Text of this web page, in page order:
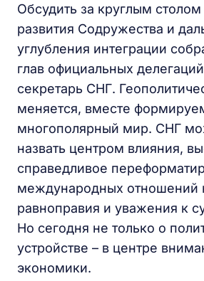
Обсудить за круглым
развития Содружества и
углубления интеграции
глав официальных
секретарь СНГ.
меняется, вместе
многополярный мир. СНГ
назвать центром влияния,
справедливое
международных отношений
равноправия и уважения к
Но сегодня не только о
устройстве – в центре
экономики.